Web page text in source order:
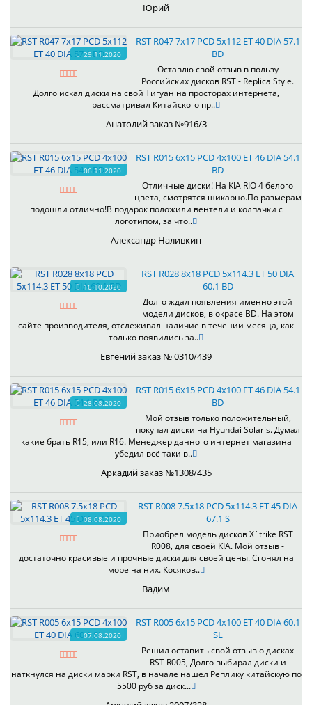
Юрий
29.11.2020
RST R047 7x17 PCD 5x112 ET 40 DIA 57.1
BD
Оставлю свой отзыв в пользу
Российских дисков RST - Replica Style.
Долго искал диски на свой Тигуан на просторах интернета,
рассматривал Китайского пр..
Анатолий заказ №916/3
06.11.2020
RST R015 6x15 PCD 4x100 ET 46 DIA 54.1
BD
Отличные диски! На KIA RIO 4 белого
цвета, смотрятся шикарно.По размерам
подошли отлично!В подарок положили вентели и колпачки с
логотипом, за что..
Александр Наливкин
16.10.2020
RST R028 8x18 PCD 5x114.3 ET 50 DIA
60.1 BD
Долго ждал появления именно этой
модели дисков, в окрасе BD. На этом
сайте производителя, отслеживал наличие в течении месяца, как
только появились за..
Евгений заказ № 0310/439
28.08.2020
RST R015 6x15 PCD 4x100 ET 46 DIA 54.1
BD
Мой отзыв только положительный,
покупал диски на Hyundai Solaris. Думал
какие брать R15, или R16. Менеджер данного интернет магазина
убедил всё таки в..
Аркадий заказ №1308/435
08.08.2020
RST R008 7.5x18 PCD 5x114.3 ET 45 DIA
67.1 S
Приобрёл модель дисков X`trike RST
R008, для своей KIA. Мой отзыв -
достаточно красивые и прочные диски для своей цены. Сгонял на
море на них. Косяков..
Вадим
07.08.2020
RST R005 6x15 PCD 4x100 ET 40 DIA 60.1
SL
Решил оставить свой отзыв о дисках
RST R005, Долго выбирал диски и
наткнулся на диски марки RST, в начале нашёл Реплику китайскую по
5500 руб за диск...